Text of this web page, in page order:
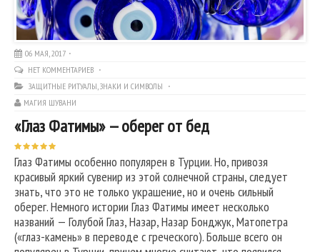
06 МАЯ, 2017
НЕТ КОММЕНТАРИЕВ
ЗАЩИТНЫЕ РИТУАЛЫ,ЗНАКИ И СИМВОЛЫ
МАГИЯ ШУВАНИ
«Глаз Фатимы» — оберег от бед
Глаз Фатимы особенно популярен в Турции. Но, привозя
красивый яркий сувенир из этой солнечной страны, следует
знать, что это не только украшение, но и очень сильный
оберег. Немного истории Глаз Фатимы имеет несколько
названий — Голубой Глаз, Назар, Назар Бонджук, Матопетра
(«глаз-камень» в переводе с греческого). Больше всего он